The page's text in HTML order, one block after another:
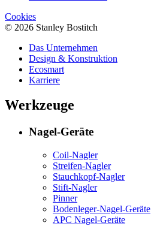
Cookies
© 2026 Stanley Bostitch
Das Unternehmen
Design & Konstruktion
Ecosmart
Karriere
Werkzeuge
Nagel-Geräte
Coil-Nagler
Streifen-Nagler
Stauchkopf-Nagler
Stift-Nagler
Pinner
Bodenleger-Nagel-Geräte
APC Nagel-Geräte